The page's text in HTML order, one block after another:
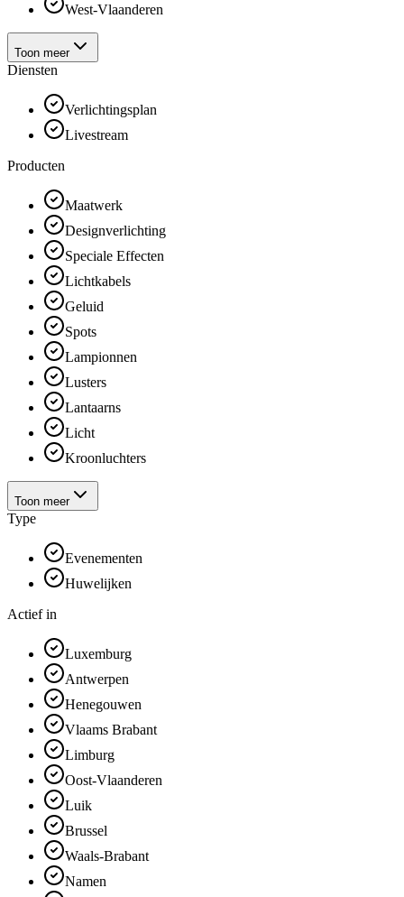
West-Vlaanderen
Toon meer
Diensten
Verlichtingsplan
Livestream
Producten
Maatwerk
Designverlichting
Speciale Effecten
Lichtkabels
Geluid
Spots
Lampionnen
Lusters
Lantaarns
Licht
Kroonluchters
Toon meer
Type
Evenementen
Huwelijken
Actief in
Luxemburg
Antwerpen
Henegouwen
Vlaams Brabant
Limburg
Oost-Vlaanderen
Luik
Brussel
Waals-Brabant
Namen